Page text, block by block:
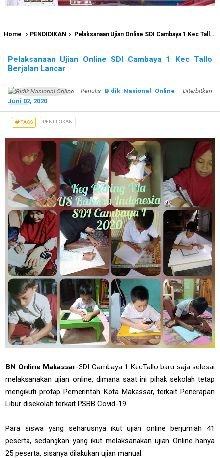
Home PENDIDIKAN Pelaksanaan Ujian Online SDI Cambaya 1 Kec Tallo Berjalan Lancar
Pelaksanaan Ujian Online SDI Cambaya 1 Kec Tallo
Berjalan Lancar
Penulis Bidik Nasional Online
Diterbitkan
Juni 02, 2020
TAGS PENDIDIKAN
BN Online Makassar-SDI Cambaya 1 KecTallo baru saja selesai
melaksanakan ujian online, dimana saat ini pihak sekolah tetap
mengikuti protap Pemerintah Kota Makassar, terkait Penerapan
Libur disekolah terkait PSBB Covid-19.
Para siswa yang seharusnya ikut ujian online berjumlah 41
peserta, sedangkan yang ikut melaksanakan ujian Online hanya
25 peserta, sisanya dilakukan ujian manual.